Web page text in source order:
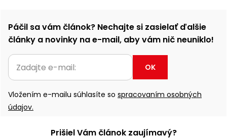
Postrekovače
Príslušenstvo
Páčil sa vám článok? Nechajte si zasielať ďalšie
články a novinky na e-mail, aby vám nič neuniklo!
OK
Vložením e-mailu súhlasíte so spracovaním osobných
údajov.
Prišiel Vám článok zaujímavý?